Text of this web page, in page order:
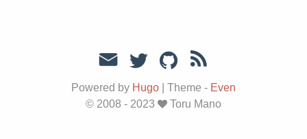
Powered by Hugo Theme - Even
© 2008 - 2023
Toru Mano